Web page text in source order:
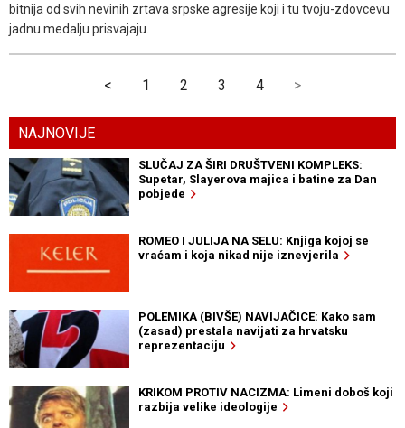
bitnija od svih nevinih zrtava srpske agresije koji i tu tvoju-zdovcevu
jadnu medalju prisvajaju.
< 1 2 3 4 >
NAJNOVIJE
SLUČAJ ZA ŠIRI DRUŠTVENI KOMPLEKS:
Supetar, Slayerova majica i batine za Dan
pobjede
ROMEO I JULIJA NA SELU: Knjiga kojoj se
vraćam i koja nikad nije iznevjerila
POLEMIKA (BIVŠE) NAVIJAČICE: Kako sam
(zasad) prestala navijati za hrvatsku
reprezentaciju
KRIKOM PROTIV NACIZMA: Limeni doboš koji
razbija velike ideologije